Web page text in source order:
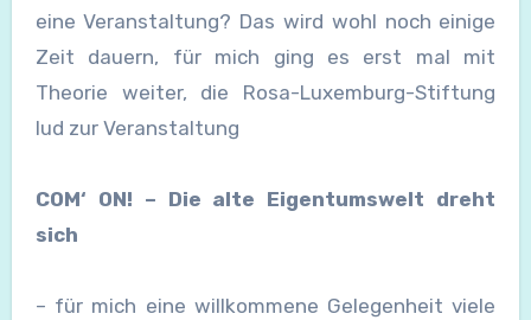
eine Veranstaltung? Das wird wohl noch einige
Zeit dauern, für mich ging es erst mal mit
Theorie weiter, die Rosa-Luxemburg-Stiftung
lud zur Veranstaltung
COM‘ ON! – Die alte Eigentumswelt dreht
sich
– für mich eine willkommene Gelegenheit viele